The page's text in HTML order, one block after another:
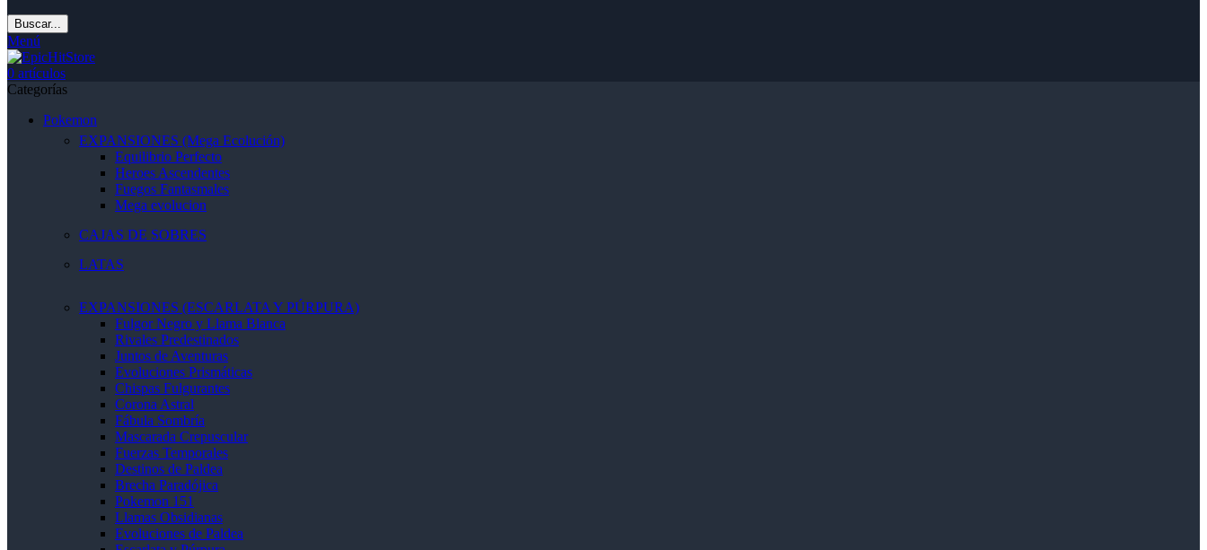
Buscar...
Menú
0 artículos
Categorías
Pokemon
EXPANSIONES (Mega Ecolución)
Equilibrio Perfecto
Heroes Ascendentes
Fuegos Fantasmales
Mega evolucion
CAJAS DE SOBRES
LATAS
EXPANSIONES (ESCARLATA Y PÚRPURA)
Fulgor Negro y Llama Blanca
Rivales Predestinados
Juntos de Aventuras
Evoluciones Prismáticas
Chispas Fulgurantes
Corona Astral
Fábula Sombría
Mascarada Crepuscular
Fuerzas Temporales
Destinos de Paldea
Brecha Paradójica
Pokemon 151
Llamas Obsidianas
Evoluciones de Paldea